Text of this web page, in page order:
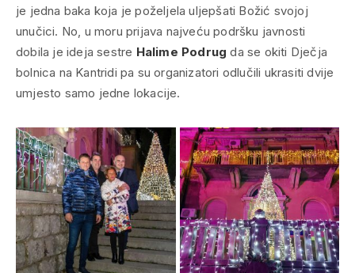
je jedna baka koja je poželjela uljepšati Božić svojoj
unučici. No, u moru prijava najveću podršku javnosti
dobila je ideja sestre Halime Podrug da se okiti Dječja
bolnica na Kantridi pa su organizatori odlučili ukrasiti dvije
umjesto samo jedne lokacije.